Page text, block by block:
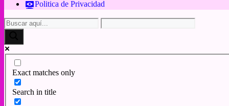
Politica de Privacidad
Exact matches only
Search in title